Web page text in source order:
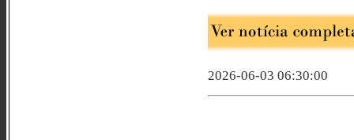
2026-06-03 06:30:00